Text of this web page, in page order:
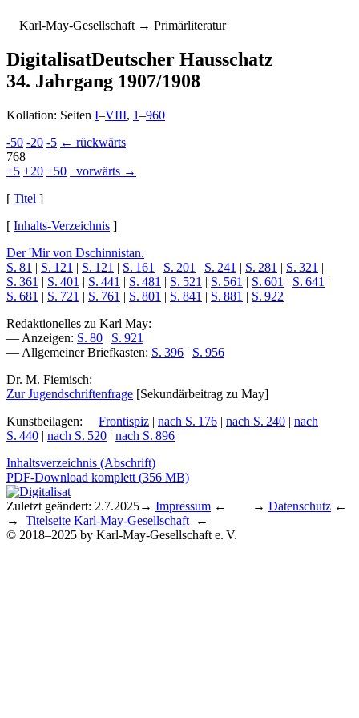
Karl-May-Gesellschaft → Primärliteratur
DigitalisatDeutscher Hausschatz
34. Jahrgang 1907/1908
Kollation: Seiten I–VIII, 1–960
-50 -20 -5 ← rückwärts
768
+5 +20 +50
vorwärts →
[ Titel ]
[ Inhalts-Verzeichnis ]
Der 'Mir von Dschinnistan.
S. 81 | S. 121 | S. 121 | S. 161 | S. 201 | S. 241 | S. 281 | S. 321 |
S. 361 | S. 401 | S. 441 | S. 481 | S. 521 | S. 561 | S. 601 | S. 641 |
S. 681 | S. 721 | S. 761 | S. 801 | S. 841 | S. 881 | S. 922
Redaktionelles zu Karl May:
— Anzeigen: S. 80 | S. 921
— Allgemeiner Briefkasten: S. 396 | S. 956
Dr. M. Fiemisch:
Zur Ju­gend­schrif­ten­fra­ge [Se­kun­där­bei­trag zu May]
Kunstbeilagen: Frontispiz | nach S. 176 | nach S. 240 | nach
S. 440 | nach S. 520 | nach S. 896
Inhaltsverzeichnis (Abschrift)
PDF-Download komplett (356 MB)
Zuletzt geändert: 2.7.2025→ Impressum ← → Datenschutz ←
→ Titelseite Karl-May-Gesellschaft ←
© 2018–2025 by Karl-May-Gesellschaft e. V.